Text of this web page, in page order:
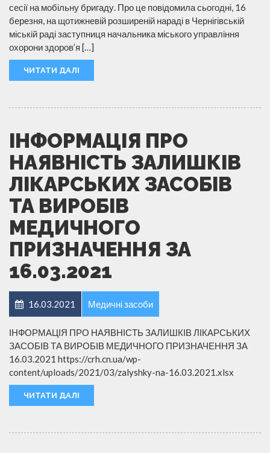
сесії на мобільну бригаду. Про це повідомила сьогодні, 16
березня, на щотижневій розширеній нараді в Чернігівській
міській раді заступниця начальника міського управління
охорони здоров’я […]
ЧИТАТИ ДАЛІ
ІНФОРМАЦІЯ ПРО
НАЯВНІСТЬ ЗАЛИШКІВ
ЛІКАРСЬКИХ ЗАСОБІВ
ТА ВИРОБІВ
МЕДИЧНОГО
ПРИЗНАЧЕННЯ ЗА
16.03.2021
16.03.2021 Медичні засоби
ІНФОРМАЦІЯ ПРО НАЯВНІСТЬ ЗАЛИШКІВ ЛІКАРСЬКИХ
ЗАСОБІВ ТА ВИРОБІВ МЕДИЧНОГО ПРИЗНАЧЕННЯ ЗА
16.03.2021 https://crh.cn.ua/wp-
content/uploads/2021/03/zalyshky-na-16.03.2021.xlsx
ЧИТАТИ ДАЛІ